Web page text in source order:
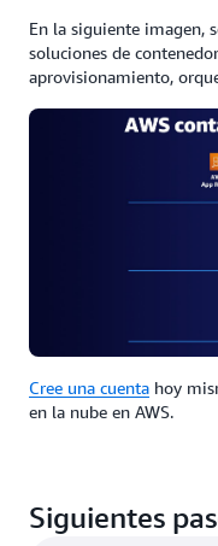
En la siguiente imagen,
soluciones de
aprovisionamiento,
Cree una cuenta hoy
en la nube en AWS.
Siguientes